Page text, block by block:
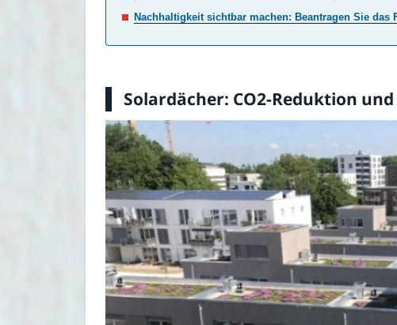
Nachhaltigkeit sichtbar machen: Beantragen Sie das
Solardächer: CO2-Reduktion